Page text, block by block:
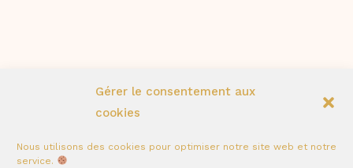
Gérer le consentement aux
cookies
Nous utilisons des cookies pour optimiser notre site web et notre
service.